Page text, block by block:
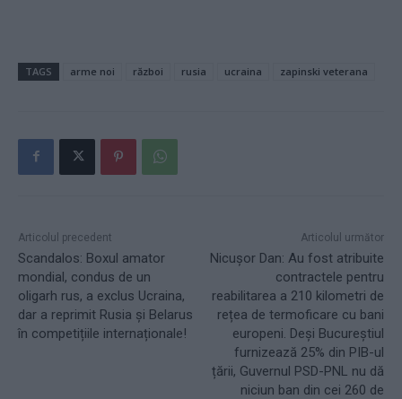
TAGS arme noi război rusia ucraina zapinski veterana
Articolul precedent
Scandalos: Boxul amator
mondial, condus de un
oligarh rus, a exclus Ucraina,
dar a reprimit Rusia și Belarus
în competițiile internaționale!
Articolul următor
Nicușor Dan: Au fost atribuite
contractele pentru
reabilitarea a 210 kilometri de
rețea de termoficare cu bani
europeni. Deși Bucureștiul
furnizează 25% din PIB-ul
țării, Guvernul PSD-PNL nu dă
niciun ban din cei 260 de